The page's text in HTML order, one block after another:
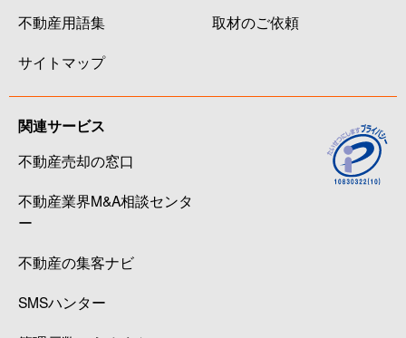
不動産用語集
サイトマップ
取材のご依頼
関連サービス
不動産売却の窓口
不動産業界M&A相談センタ
ー
不動産の集客ナビ
SMSハンター